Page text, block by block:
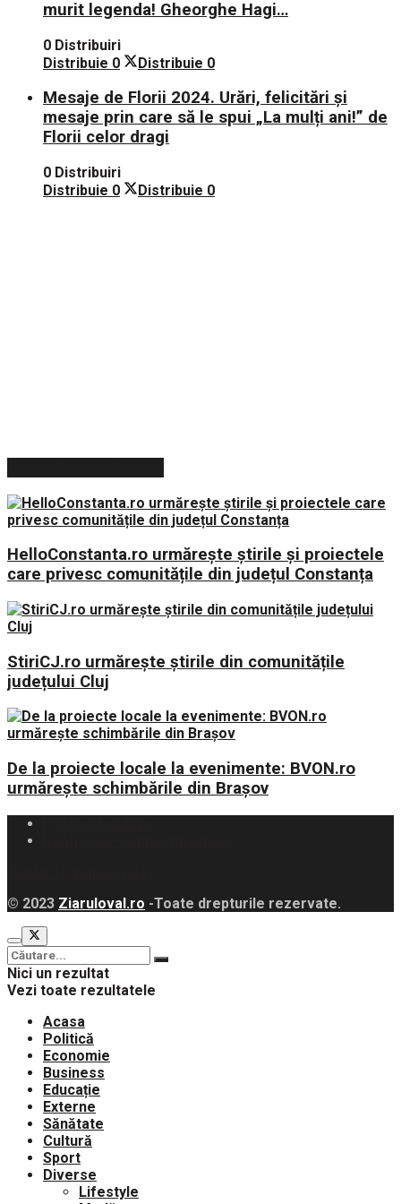
murit legenda! Gheorghe Hagi…
0 Distribuiri
Distribuie 0 Distribuie 0
Mesaje de Florii 2024. Urări, felicitări și
mesaje prin care să le spui „La mulți ani!” de
Florii celor dragi
0 Distribuiri
Distribuie 0 Distribuie 0
HelloConstanta.ro urmărește știrile și proiectele
care privesc comunitățile din județul Constanța
StiriCJ.ro urmărește știrile din comunitățile
județului Cluj
De la proiecte locale la evenimente: BVON.ro
urmărește schimbările din Brașov
© 2023 Ziaruloval.ro -Toate drepturile rezervate.
Nici un rezultat
Vezi toate rezultatele
Acasa
Politică
Economie
Business
Educație
Externe
Sănătate
Cultură
Sport
Diverse
Lifestyle